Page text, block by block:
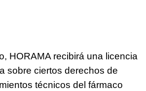
HORAMA recibirá una licencia
sobre ciertos derechos de
técnicos del fármaco